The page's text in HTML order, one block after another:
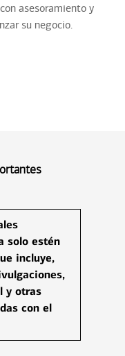
asesoramiento y
su negocio.
solo estén
incluye,
y otras
con el